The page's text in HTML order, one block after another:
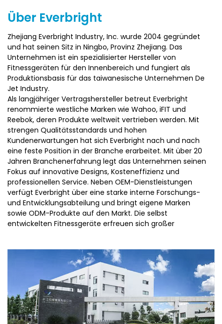
lange Lebensdauer zu gewährleisten.
Über Everbright
Zhejiang Everbright Industry, Inc. wurde 2004 gegründet
und hat seinen Sitz in Ningbo, Provinz Zhejiang. Das
Unternehmen ist ein spezialisierter Hersteller von
Fitnessgeräten für den Innenbereich und fungiert als
Produktionsbasis für das taiwanesische Unternehmen De
Jet Industry.
Als langjähriger Vertragshersteller betreut Everbright
renommierte westliche Marken wie Wahoo, iFIT und
Reebok, deren Produkte weltweit vertrieben werden. Mit
strengen Qualitätsstandards und hohen
Kundenerwartungen hat sich Everbright nach und nach
eine feste Position in der Branche erarbeitet. Mit über 20
Jahren Branchenerfahrung legt das Unternehmen seinen
Fokus auf innovative Designs, Kosteneffizienz und
professionellen Service. Neben OEM-Dienstleistungen
verfügt Everbright über eine starke interne Forschungs-
und Entwicklungsabteilung und bringt eigene Marken
sowie ODM-Produkte auf den Markt. Die selbst
entwickelten Fitnessgeräte erfreuen sich großer
sowie der Chengdu-Ausstellung in China präsentiert.
Zhejiang Everbright Industry ist bestrebt, den
Marktanforderungen gerecht zu werden, und freut sich
darauf, mit weiteren Partnern für eine gemeinsame
erfolgreiche Zukunft zusammenzuarbeiten.